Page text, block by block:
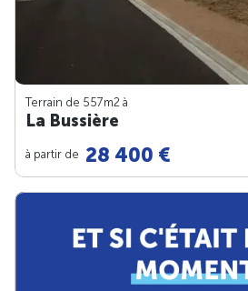
Terrain de 557m2 à
La Bussière
à partir de 28 400 €